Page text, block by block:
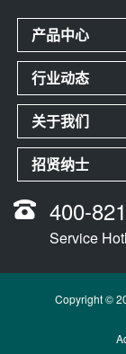
产品中心
行业动态
关于我们
招贤纳士
400-
Service
Copyright ©